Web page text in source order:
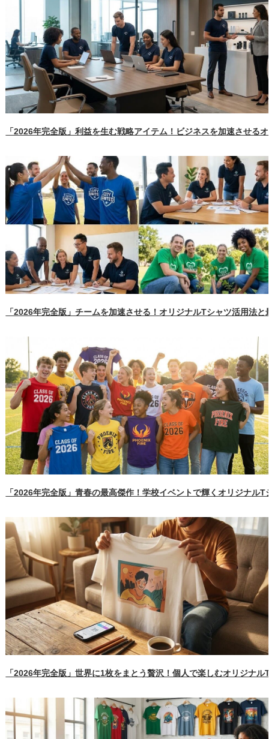
「2026年完全版」利益を生む戦略アイテム！ビジネスを加速させる
「2026年完全版」チームを加速させる！オリジナルTシャツ活用法
「2026年完全版」青春の最高傑作！学校イベントで輝くオリジナル
「2026年完全版」世界に1枚をまとう贅沢！個人で楽しむオリジナ